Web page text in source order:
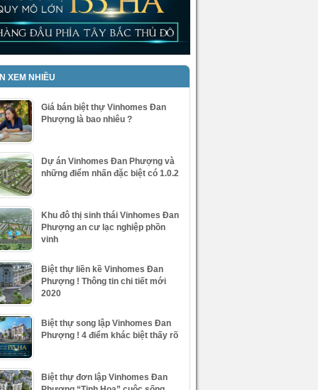
XEM NHIỀU
Giá bán biệt thự Vinhomes Đan
Phượng là bao nhiêu ?
Dự án Vinhomes Đan Phượng và
những điểm nhấn đặc biệt có 1.0.2
Khu đô thị sinh thái Vinhomes Đan
Phượng an cư lạc nghiệp phồn
vinh
Biệt thự liền kề Vinhomes Đan
Phượng ! Thông tin chi tiết mới
2020
Biệt thự song lập Vinhomes Đan
Phượng ! 4 điểm khác biệt thấy rõ
Biệt thự đơn lập Vinhomes Đan